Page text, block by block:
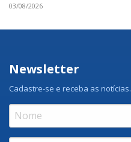
03/08/2026
Newsletter
Cadastre-se e receba as notícias.